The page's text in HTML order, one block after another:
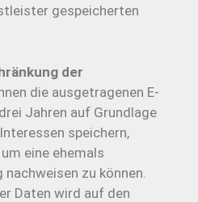
gespeicherten
der
die ausgetragenen E-
Jahren auf Grundlage
speichern,
eine ehemals
zu können.
Daten wird auf den